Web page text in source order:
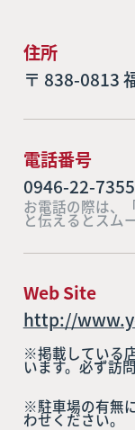
住所
〒 838-0813
電話番号
0946-22-7355
お電話の際は、
と伝えるとスム
Web Site
http://
※掲載している
います。必ず訪
※駐車場の有無
わせください。